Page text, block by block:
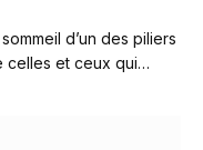
d’un des piliers
celles et ceux qui…